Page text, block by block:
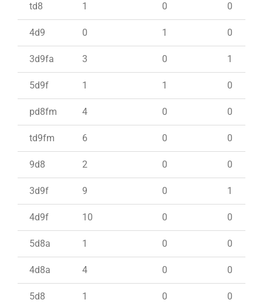
td8 1 0 0
4d9 0 1 0
3d9fa 3 0 1
5d9f 1 1 0
pd8fm 4 0 0
td9fm 6 0 0
9d8 2 0 0
3d9f 9 0 1
4d9f 10 0 0
5d8a 1 0 0
4d8a 4 0 0
5d8 1 0 0